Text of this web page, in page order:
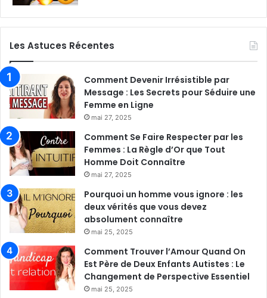
Les Astuces Récentes
Comment Devenir Irrésistible par
Message : Les Secrets pour Séduire une
Femme en Ligne
mai 27, 2025
Comment Se Faire Respecter par les
Femmes : La Règle d’Or que Tout
Homme Doit Connaître
mai 27, 2025
Pourquoi un homme vous ignore : les
deux vérités que vous devez
absolument connaître
mai 25, 2025
Comment Trouver l’Amour Quand On
Est Père de Deux Enfants Autistes : Le
Changement de Perspective Essentiel
mai 25, 2025